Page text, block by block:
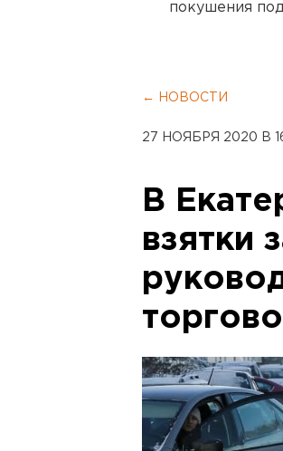
покушения
← НОВОСТИ
27 НОЯБРЯ 2020 В
В
взятки